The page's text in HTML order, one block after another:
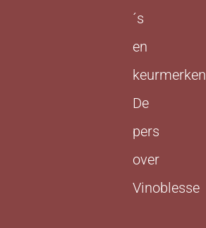
´s
en
keurmerken
De
pers
over
Vinoblesse